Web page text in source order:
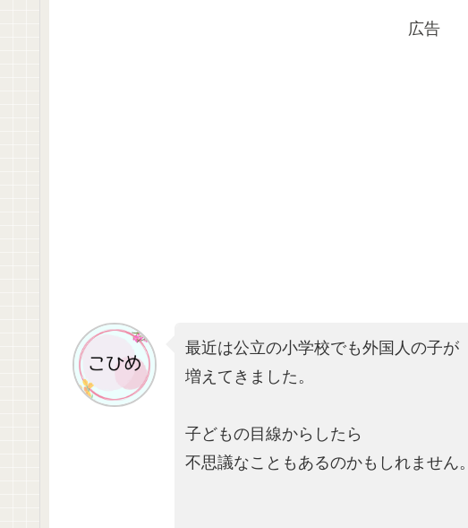
広告
最近は公立の小学校でも外国人の子が
増えてきました。
子どもの目線からしたら
不思議なこともあるのかもしれません。